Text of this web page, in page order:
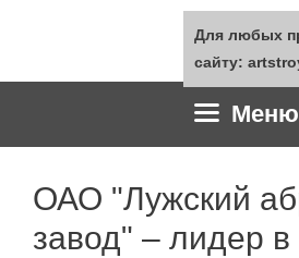
содержимому
Меню
ОАО "Лужский
завод" – лидер в
Для любых
сайту: